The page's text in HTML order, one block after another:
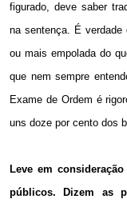
figurado, deve saber
na sentença. É verdade
ou mais empolada do
que nem sempre
Exame de Ordem é
uns doze por cento dos
Leve em
públicos. Dizem as